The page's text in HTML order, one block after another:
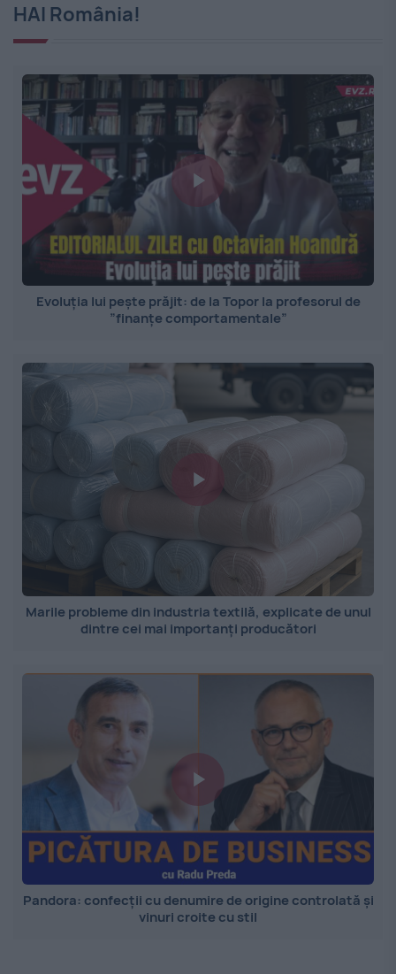
HAI România!
Evoluția lui pește prăjit: de la Topor la profesorul de
”finanțe comportamentale”
Marile probleme din industria textilă, explicate de unul
dintre cei mai importanți producători
Pandora: confecții cu denumire de origine controlată și
vinuri croite cu stil